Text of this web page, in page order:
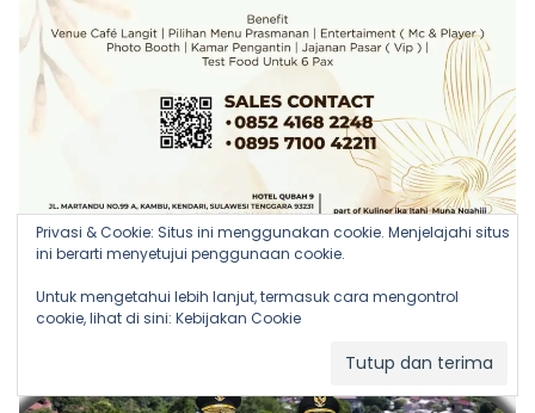
Privasi & Cookie: Situs ini menggunakan cookie. Menjelajahi situs
ini berarti menyetujui penggunaan cookie.
Untuk mengetahui lebih lanjut, termasuk cara mengontrol
cookie, lihat di sini: Kebijakan Cookie